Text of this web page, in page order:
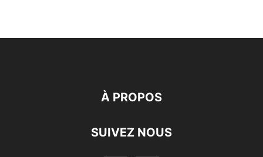
À PROPOS
SUIVEZ NOUS